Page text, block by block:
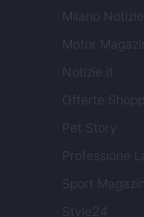
Milano Notizie
Motor
Notizie.it
Offerte
Pet Story
Professione
Sport
Style24